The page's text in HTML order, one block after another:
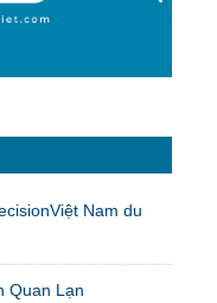
Nam du
Quan Lạn